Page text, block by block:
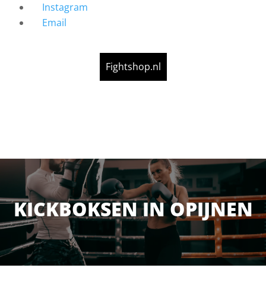
Instagram
Email
Fightshop.nl
KICKBOKSEN IN OPIJNEN